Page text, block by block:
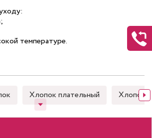
температуре.
Хлопок плательный Хлопок